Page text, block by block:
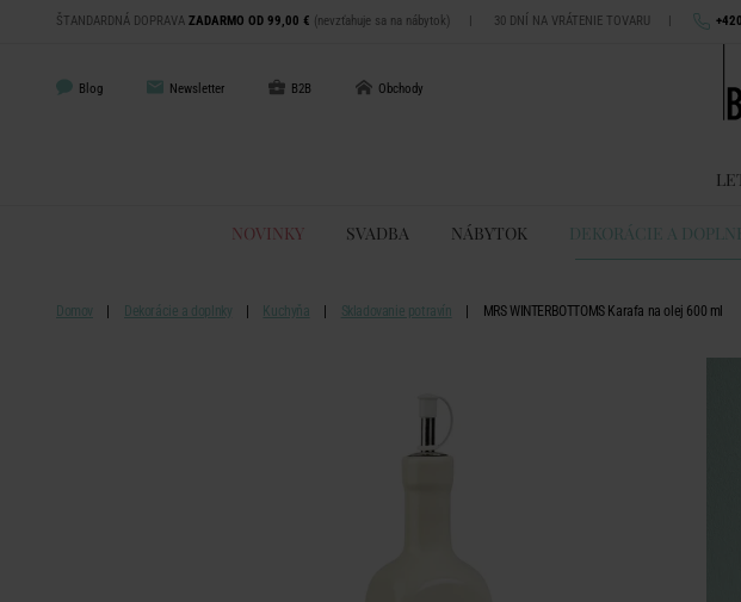
ŠTANDARDNÁ DOPRAVA ZADARMO OD 99,00 € (nevzťahuje sa na nábytok) | 30 DNÍ NA VRÁTENIE TOVARU |
Blog Newsletter B2B Obchody
NOVINKY SVADBA NÁBYTOK DEKORÁCIE A
Domov Dekorácie a doplnky Kuchyňa Skladovanie potravín MRS WINTERBOTTOMS Karafa na olej 600 ml